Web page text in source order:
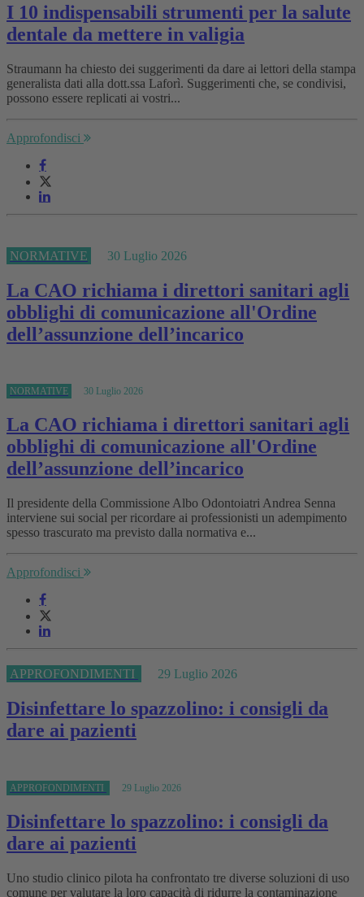
I 10 indispensabili strumenti per la salute
dentale da mettere in valigia
Straumann ha chiesto dei suggerimenti da dare ai lettori della stampa
generalista dati alla dott.ssa Laforì. Suggerimenti che, se condivisi,
possono essere replicati ai vostri...
Approfondisci
NORMATIVE 30 Luglio 2026
La CAO richiama i direttori sanitari agli
obblighi di comunicazione all'Ordine
dell’assunzione dell’incarico
NORMATIVE 30 Luglio 2026
La CAO richiama i direttori sanitari agli
obblighi di comunicazione all'Ordine
dell’assunzione dell’incarico
Il presidente della Commissione Albo Odontoiatri Andrea Senna
interviene sui social per ricordare ai professionisti un adempimento
spesso trascurato ma previsto dalla normativa e...
Approfondisci
APPROFONDIMENTI 29 Luglio 2026
Disinfettare lo spazzolino: i consigli da
dare ai pazienti
APPROFONDIMENTI 29 Luglio 2026
Disinfettare lo spazzolino: i consigli da
dare ai pazienti
Uno studio clinico pilota ha confrontato tre diverse soluzioni di uso
comune per valutare la loro capacità di ridurre la contaminazione